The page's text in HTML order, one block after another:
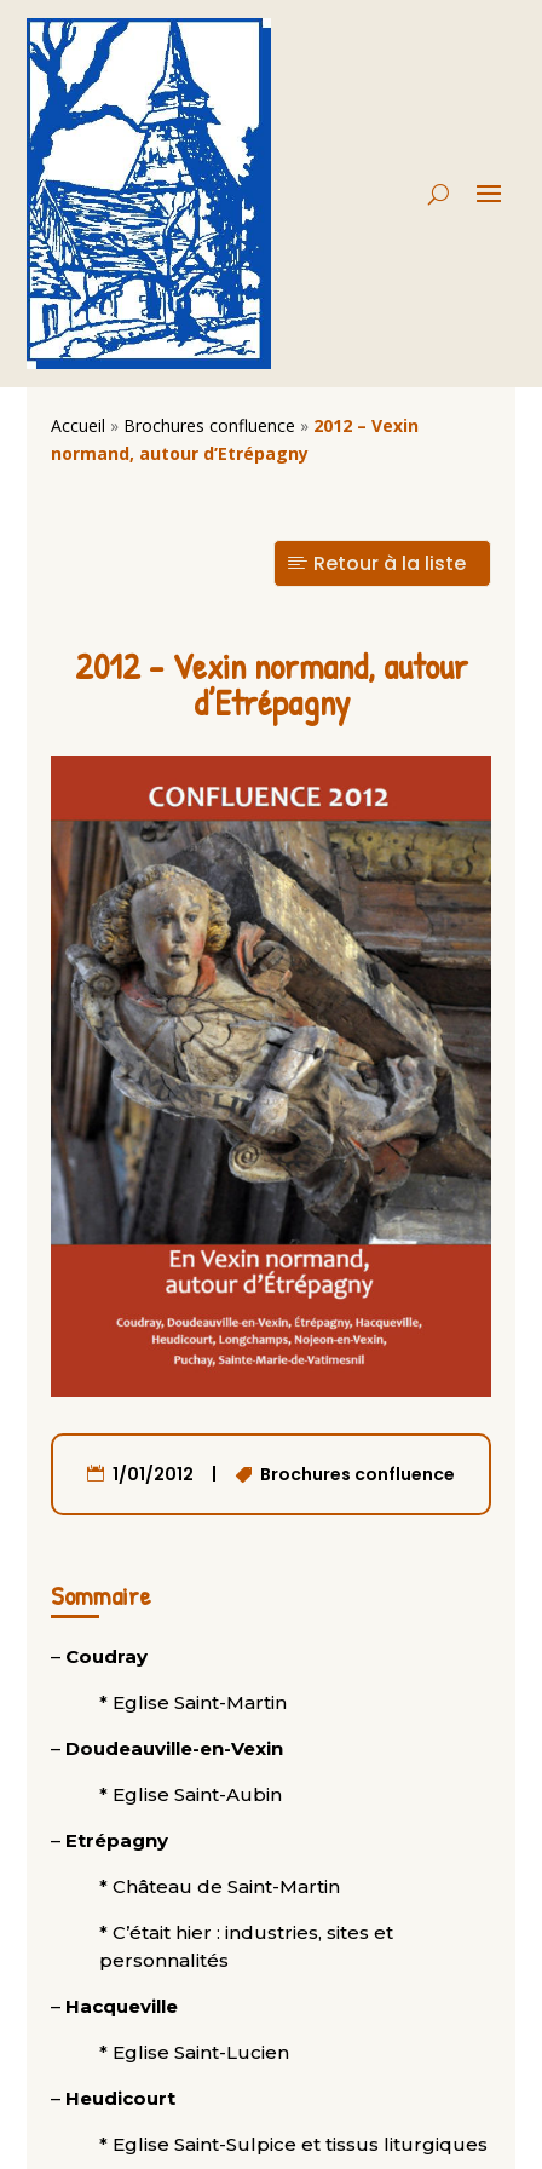
Accueil » Brochures confluence » 2012 – Vexin
normand, autour d’Etrépagny
Retour à la liste
2012 – Vexin normand, autour
d’Etrépagny
1/01/2012 | Brochures confluence
Sommaire
– Coudray
* Eglise Saint-Martin
– Doudeauville-en-Vexin
* Eglise Saint-Aubin
– Etrépagny
* Château de Saint-Martin
* C’était hier : industries, sites et
personnalités
– Hacqueville
* Eglise Saint-Lucien
– Heudicourt
* Eglise Saint-Sulpice et tissus liturgiques